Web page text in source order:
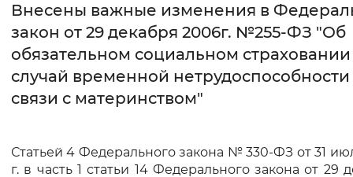
Без засечек С засечками
Интервал между буквами
Нормальный Увеличенный
Монохромный Инверсивный
Внесены важные изменения в
закон от 29 декабря 2006г. №255-ФЗ "Об
обязательном социальном
случай временной нетрудоспособности
связи с материнством"
Статьей 4 Федерального закона № 330-ФЗ от 31
г. в часть 1 статьи 14 Федерального закона от 29